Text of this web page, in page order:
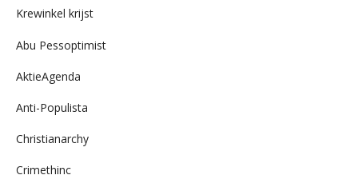
Krewinkel krijst
Abu Pessoptimist
AktieAgenda
Anti-Populista
Christianarchy
Crimethinc